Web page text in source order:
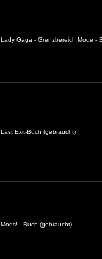
Lady Gaga - Grenzbereich Mode -
Last Exit-Buch (gebraucht)
Mods! - Buch (gebraucht)